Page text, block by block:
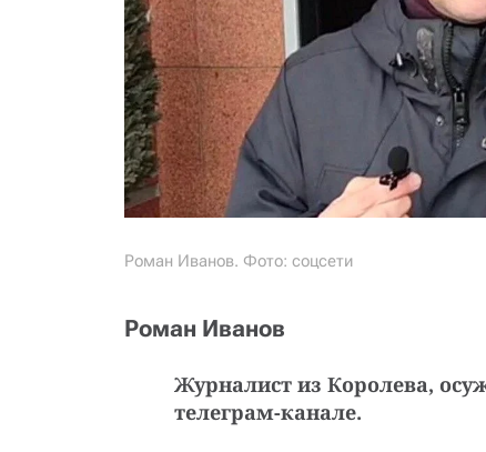
Роман Иванов. Фото: соцсети
Роман Иванов
Журналист из Королева,
телеграм-канале.